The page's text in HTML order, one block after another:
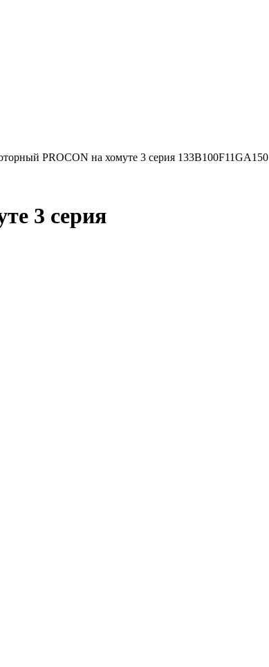
PROCON на хомуте 3 серия 133B100F11GА150
3 серия